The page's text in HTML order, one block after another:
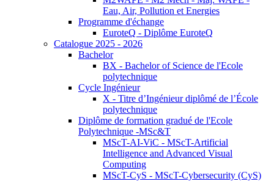
Eau, Air, Pollution et Energies
Programme d'échange
EuroteQ - Diplôme EuroteQ
Catalogue 2025 - 2026
Bachelor
BX - Bachelor of Science de l'Ecole
polytechnique
Cycle Ingénieur
X - Titre d’Ingénieur diplômé de l’École
polytechnique
Diplôme de formation gradué de l'Ecole
Polytechnique -MSc&T
MScT-AI-ViC - MScT-Artificial
Intelligence and Advanced Visual
Computing
MScT-CyS - MScT-Cybersecurity (CyS)